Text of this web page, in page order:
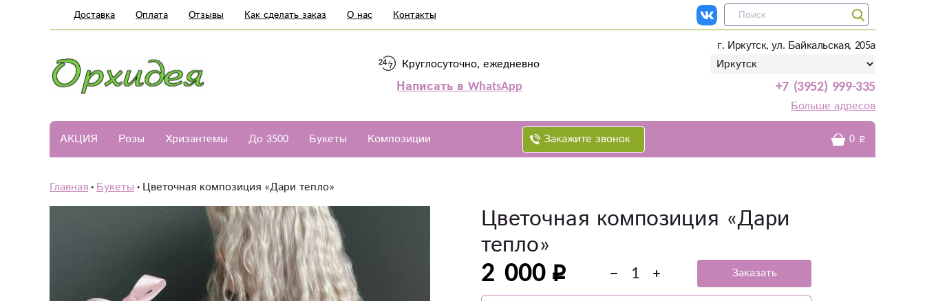
Доставка Оплата Отзывы Как сделать заказ О нас Контакты
Круглосуточно, ежедневно
Написать в WhatsApp
г. Иркутск, ул. Байкальская, 205а
+7 (3952) 999-335
Больше адресов
АКЦИЯ Розы Хризантемы До 3500 Букеты Композиции Закажите звонок 0
Главная Букеты Цветочная композиция «Дари тепло»
Цветочная композиция «Дари
тепло»
2 000 Заказать